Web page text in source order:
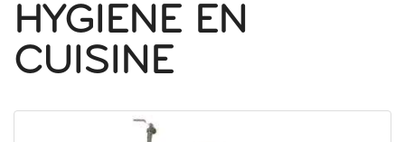
HYGIENE EN
CUISINE